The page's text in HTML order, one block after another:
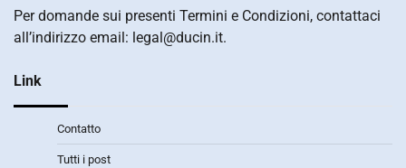
Per domande sui presenti Termini e Condizioni, contattaci
all’indirizzo email: legal@ducin.it.
Link
Contatto
Tutti i post